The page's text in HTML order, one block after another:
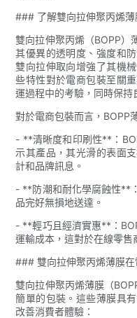
### 了解雙向拉伸聚丙烯
雙向拉伸聚丙烯（BOPP）
其優異的透明度、強度和
雙向拉伸取向增強了其機
些特性對於電商包裝至關
運過程中的考驗，同時保持
對於電商包裝而言，BOPP
- **清晰度和印刷性**：
示其產品，其光滑的表面
計和品牌訊息。
- **防潮和耐化學腐蝕性**
品完好無損地送達。
- **輕巧且經濟實惠**：
運輸成本，這對於在線零售
### 雙向拉伸聚丙烯薄膜
雙向拉伸聚丙烯薄膜（
簡單的包裝。這些薄膜具
改善消費者體驗：